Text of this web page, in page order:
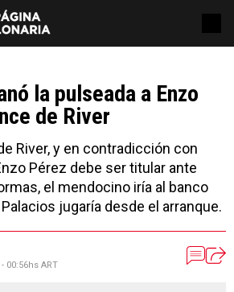
la pulseada a Enzo
de River
River, y en contradicción con
Pérez debe ser titular ante
el mendocino iría al banco
jugaría desde el arranque.
00:56hs ART